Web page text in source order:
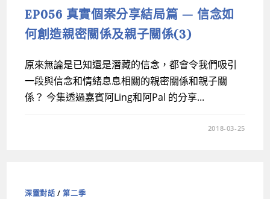
EP056 真實個案分享結局篇 — 信念如
何創造親密關係及親子關係(3)
原來無論是已知還是潛藏的信念，都會令我們吸引
一段與信念和情緒息息相關的親密關係和親子關
係？ 今集透過嘉賓阿Ling和阿Pal 的分享...
2018-03-25
深靈對話 /第二季